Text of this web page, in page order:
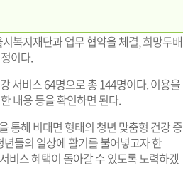
복지재단과 업무 협약을 체결, 희망두배
이다.
서비스 64명으로 총 144명이다. 이용을
내용 등을 확인하면 된다.
통해 비대면 형태의 청년 맞춤형 건강 증
들의 일상에 활기를 불어넣고자 한
비스 혜택이 돌아갈 수 있도록 노력하겠